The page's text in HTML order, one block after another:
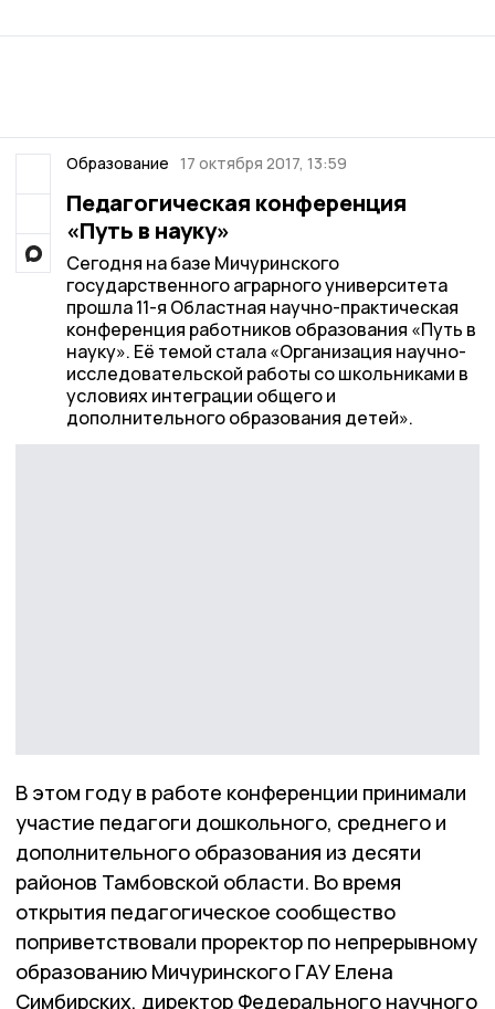
Образование 17 октября 2017, 13:59
Педагогическая конференция
«Путь в науку»
Сегодня на базе Мичуринского
государственного аграрного университета
прошла 11-я Областная научно-практическая
конференция работников образования «Путь в
науку». Её темой стала «Организация научно-
исследовательской работы со школьниками в
условиях интеграции общего и
дополнительного образования детей».
В этом году в работе конференции принимали
участие педагоги дошкольного, среднего и
дополнительного образования из десяти
районов Тамбовской области. Во время
открытия педагогическое сообщество
поприветствовали проректор по непрерывному
образованию Мичуринского ГАУ Елена
Симбирских, директор Федерального научного